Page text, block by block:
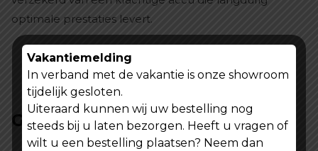
optimale prestaties levert.
Gerelateerde producten
Vakantiemelding
In verband met de vakantie is onze showroom
tijdelijk gesloten.
Uiteraard kunnen wij uw bestelling nog
steeds bij u laten bezorgen. Heeft u vragen of
wilt u een bestelling plaatsen? Neem dan